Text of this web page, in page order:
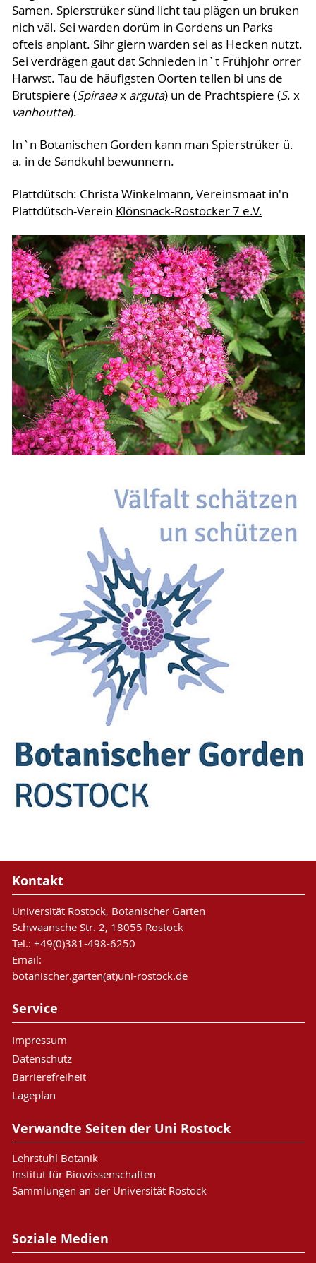
Samen. Spierstrüker sünd licht tau plägen un bruken
nich väl. Sei warden dorüm in Gordens un Parks
ofteis anplant. Sihr giern warden sei as Hecken nutzt.
Sei verdrägen gaut dat Schnieden in`t Frühjohr orrer
Harwst. Tau de häufigsten Oorten tellen bi uns de
Brutspiere (Spiraeax arguta) un de Prachtspiere (S. x
vanhouttei).
In`n Botanischen Gorden kann man Spierstrüker ü.
a. in de Sandkuhl bewunnern.
Plattdütsch: Christa Winkelmann, Vereinsmaat in'n
Plattdütsch-Verein Klönsnack-Rostocker 7 e.V.
Kontakt
Universität Rostock, Botanischer Garten
Schwaansche Str. 2, 18055 Rostock
Tel.: +49(0)381-498-6250
Email:
botanischer.garten(at)uni-rostock.de
Service
Impressum
Datenschutz
Barrierefreiheit
Lageplan
Verwandte Seiten der Uni Rostock
Lehrstuhl Botanik
Institut für Biowissenschaften
Sammlungen an der Universität Rostock
Soziale Medien